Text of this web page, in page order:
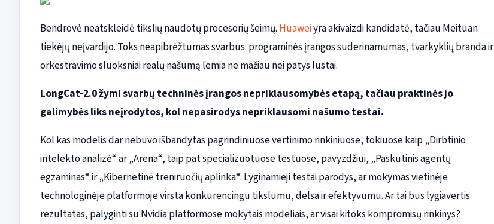
Bendrovė neatskleidė tikslių naudotų procesorių šeimų. Huaweiyra akivaizdi kandidatė, tačiau Meituan
tiekėjų neįvardijo. Toks neapibrėžtumas svarbus: programinės įrangos suderinamumas, tvarkyklių branda ir
orkestravimo sluoksniai realų našumą lemia ne mažiau nei patys lustai.
LongCat-2.0 žymi svarbų techninės įrangos nepriklausomybės etapą, tačiau praktinės jo
galimybės liks neįrodytos, kol nepasirodys nepriklausomi našumo testai.
Kol kas modelis dar nebuvo išbandytas pagrindiniuose vertinimo rinkiniuose, tokiuose kaip „Dirbtinio
intelekto analizė“ ar „Arena“, taip pat specializuotuose testuose, pavyzdžiui, „Paskutinis agentų
egzaminas“ ir „Kibernetinė treniruočių aplinka“. Lyginamieji testai parodys, ar mokymas vietinėje
technologinėje platformoje virsta konkurencingu tikslumu, delsa ir efektyvumu. Ar tai bus lygiavertis
rezultatas, palyginti su Nvidia platformose mokytais modeliais, ar visai kitoks kompromisų rinkinys?